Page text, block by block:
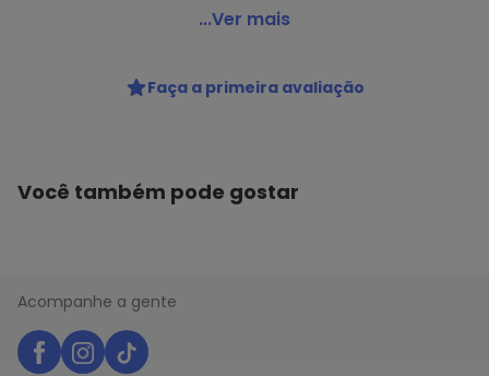
Actvitta - Tênis Feminino Actvitta 4829322 -
Código do produto: 23980952
REFERENCIA : 4829322
MATERIAL DA SOLA : Borracha
MATERIAL INTERNO : Têxtil
MATERIAL DO SAPATO : Gaspea Loc Mira/Elastano
ESTILO DO TÊNIS : Esportivo
...Ver mais
Faça a primeira avaliação
Você também pode gostar
Acompanhe a gente